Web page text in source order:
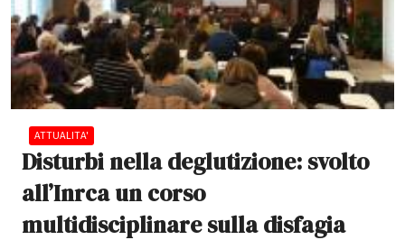
ATTUALITA'
Disturbi nella deglutizione: svolto
all’Inrca un corso
multidisciplinare sulla disfagia